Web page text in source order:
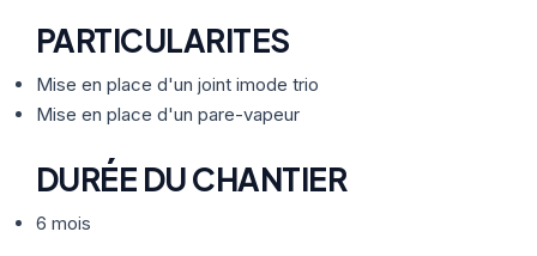
PARTICULARITES
Mise en place d'un joint imode trio
Mise en place d'un pare-vapeur
DURÉE DU CHANTIER
6 mois